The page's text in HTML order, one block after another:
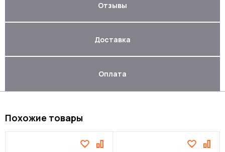
Отзывы
Доставка
Оплата
Похожие товары